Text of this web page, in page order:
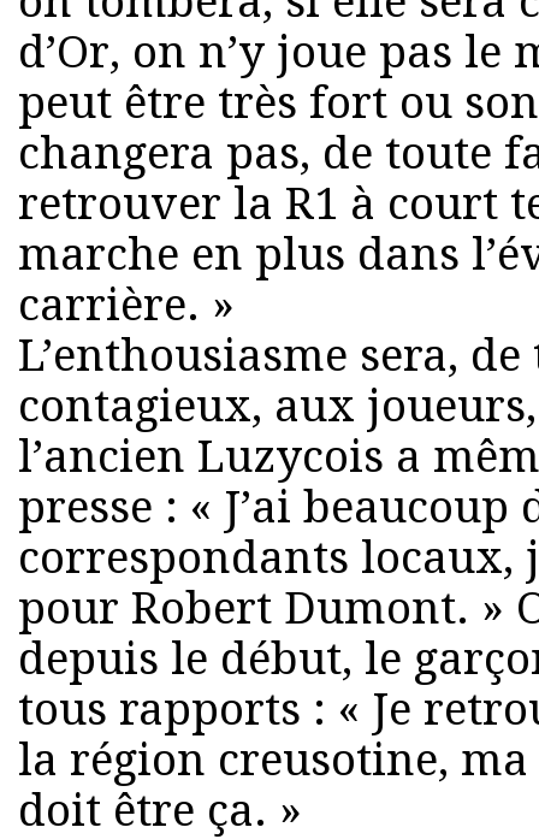
d’Or, on n’y joue pas le
peut être très fort ou
changera pas, de toute
retrouver la R1 à court
marche en plus dans
carrière. »
L’enthousiasme sera,
contagieux, aux
l’ancien Luzycois a
presse : « J’ai
correspondants locaux,
pour Robert Dumont. »
depuis le début, le
tous rapports : « Je
la région creusotine,
doit être ça. »